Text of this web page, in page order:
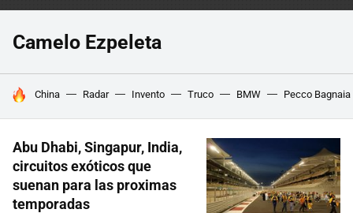
Camelo Ezpeleta
HOY SE HABLA DE
China Radar Invento Truco BMW Pecco Bagnaia
Abu Dhabi, Singapur, India,
circuitos exóticos que
suenan para las proximas
temporadas